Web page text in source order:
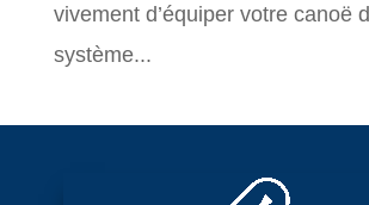
vivement d’équiper votre canoë
système...